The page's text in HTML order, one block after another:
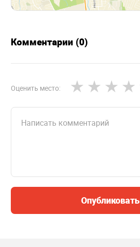
Комментарии (0)
Оценить место:
Опубликовать